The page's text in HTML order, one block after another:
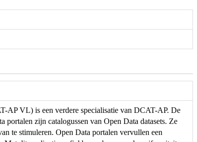
AP VL) is een verdere specialisatie van DCAT-AP. De
zijn catalogussen van Open Data datasets. Ze
te stimuleren. Open Data portalen vervullen een